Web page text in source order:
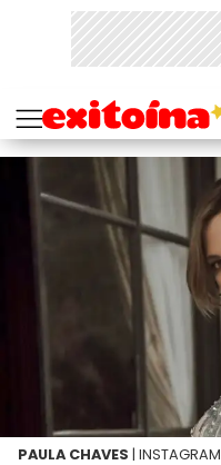
PAULA CHAVES | INSTAGRAM